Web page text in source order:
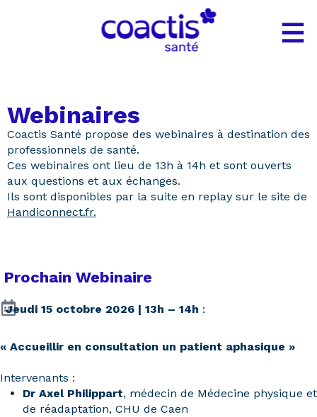
Webinaires
Coactis Santé propose des webinaires à destination des
professionnels de santé.
Ces webinaires ont lieu de 13h à 14h et sont ouverts
aux questions et aux échanges.
Ils sont disponibles par la suite en replay sur le site de
Handiconnect.fr.
Prochain Webinaire
Jeudi 15 octobre 2026 | 13h – 14h :
« Accueillir en consultation un patient aphasique »
Intervenants :
Dr Axel Philippart, médecin de Médecine physique et
de réadaptation, CHU de Caen